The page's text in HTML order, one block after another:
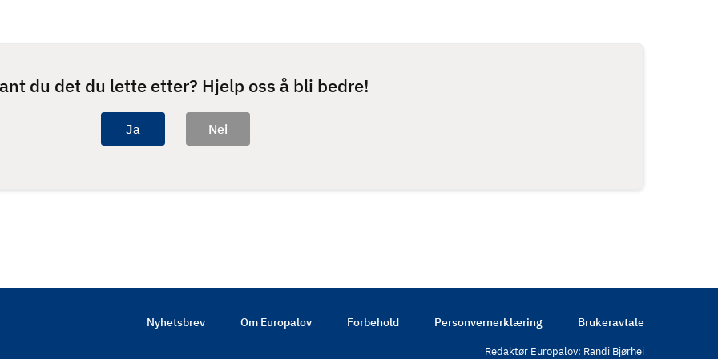
du det du lette etter? Hjelp oss å bli bedre!
Nyhetsbrev Om Europalov Forbehold Personvernerklæring Brukeravtale
Redaktør Europalov: Randi Bjørhei